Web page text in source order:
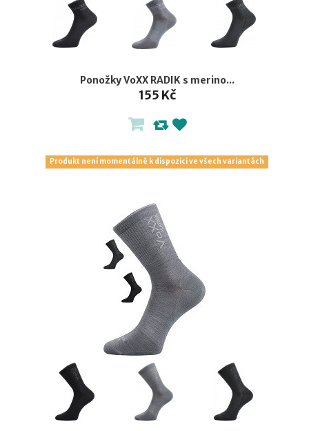
Ponožky VoXX RADIK s merino...
155 Kč
Produkt není momentálně k dispozici ve všech variantách